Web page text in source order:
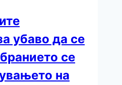
убаво да се
се
на